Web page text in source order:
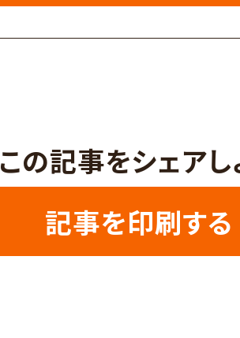
この記事をシェアし
記事を印刷する